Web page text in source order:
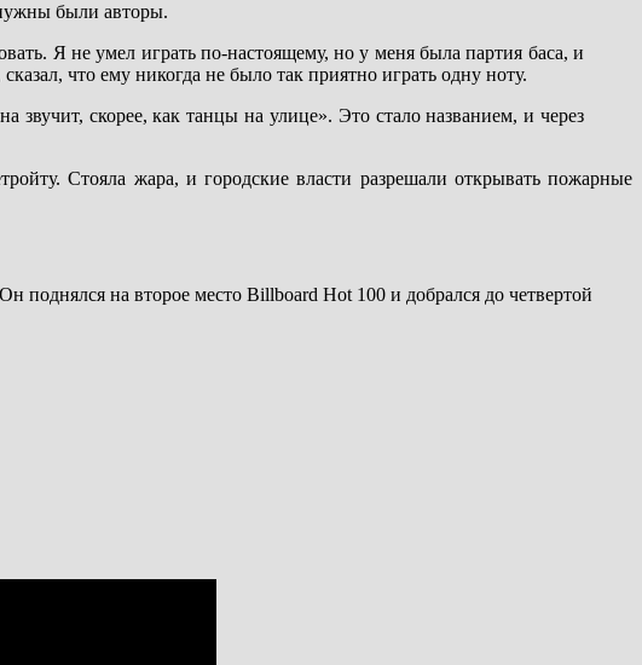
были авторы.
Я не умел играть по-настоящему, но у меня была партия баса, и
что ему никогда не было так приятно играть одну ноту.
скорее, как танцы на улице». Это стало названием, и через
Стояла жара, и городские власти разрешали открывать пожарные
поднялся на второе место Billboard Hot 100 и добрался до четвертой